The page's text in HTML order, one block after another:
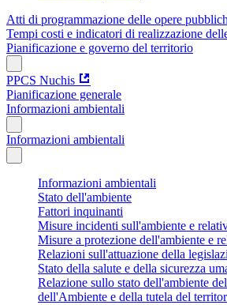
Atti di programmazione delle opere
Tempi costi e indicatori di realizzazione
Pianificazione e governo del territorio
PPCS Nuchis
Pianificazione generale
Informazioni ambientali
Informazioni ambientali
Informazioni ambientali
Stato dell'ambiente
Fattori inquinanti
Misure incidenti sull'ambiente e
Misure a protezione dell'ambiente e
Relazioni sull'attuazione della
Stato della salute e della sicurezza
Relazione sullo stato dell'ambiente
dell'Ambiente e della tutela del